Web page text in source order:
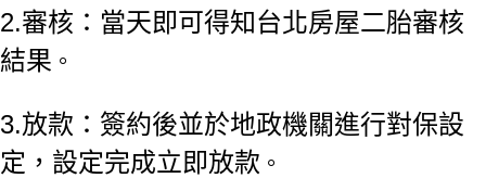
2.審核：當天即可得知台北房屋二胎審核
結果 。
3.放款 ：簽約後並於地政機關進行對保設
定，設定完成立即放款 。